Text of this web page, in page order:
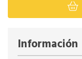
Información